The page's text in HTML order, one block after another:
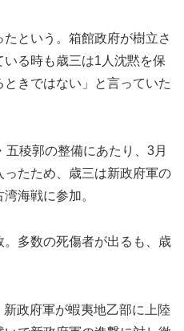
という。箱館政府が樹立さ
る時も歳三は1人沈黙を保
きではない」と言っていた
稜郭の整備にあたり、3月
たため、歳三は新政府軍の
海戦に参加。
多数の死傷者が出るも、歳
政府軍が蝦夷地乙部に上陸